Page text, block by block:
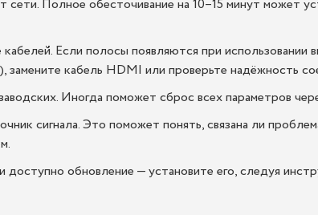
Полное обесточивание на 10–15 минут может
Если полосы появляются при использовании
замените кабель HDMI или проверьте надёжность
Иногда поможет сброс всех параметров
сигнала. Это поможет понять, связана ли
обновление — установите его, следуя